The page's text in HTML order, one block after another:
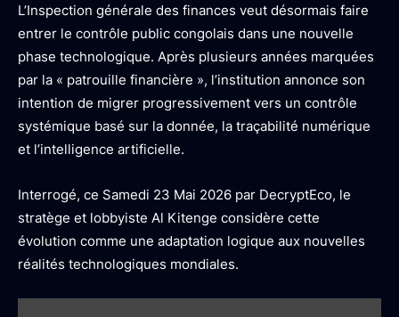
L’Inspection générale des finances veut désormais faire
entrer le contrôle public congolais dans une nouvelle
phase technologique. Après plusieurs années marquées
par la « patrouille financière », l’institution annonce son
intention de migrer progressivement vers un contrôle
systémique basé sur la donnée, la traçabilité numérique
et l’intelligence artificielle.
Interrogé, ce Samedi 23 Mai 2026 par DecryptEco, le
stratège et lobbyiste Al Kitenge considère cette
évolution comme une adaptation logique aux nouvelles
réalités technologiques mondiales.